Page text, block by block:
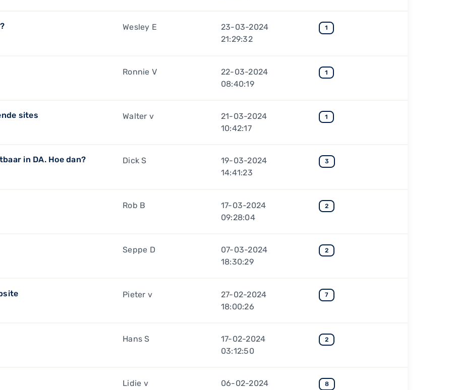
Wesley E
23-03-2024
21:29:32
1
Ronnie V
22-03-2024
08:40:19
1
sites Walter v
21-03-2024
10:42:17
1
in DA. Hoe dan? Dick S
19-03-2024
14:41:23
3
Rob B
17-03-2024
09:28:04
2
Seppe D
07-03-2024
18:30:29
2
Pieter v
27-02-2024
18:00:26
7
Hans S
17-02-2024
03:12:50
2
Lidie v
06-02-2024
8